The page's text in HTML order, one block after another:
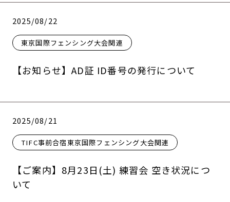
2025/08/22
東京国際フェンシング大会関連
【お知らせ】AD証 ID番号の発行について
2025/08/21
TIFC事前合宿東京国際フェンシング大会関連
【ご案内】8月23日(土) 練習会 空き状況につ
いて